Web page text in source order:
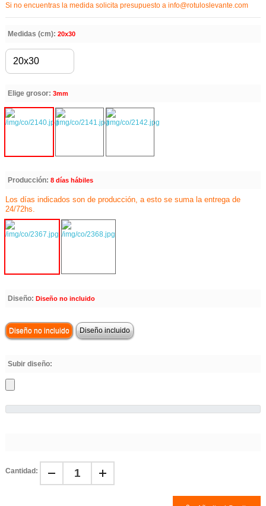
Si no encuentras la medida solicita presupuesto a info@rotuloslevante.com
Medidas (cm): 20x30
Elige grosor: 3mm
Producción: 8 días hábiles
Los días indicados son de producción, a esto se suma la entrega de
24/72hs.
Diseño: Diseño no incluido
Diseño no incluido Diseño incluido
Subir diseño:
Cantidad: